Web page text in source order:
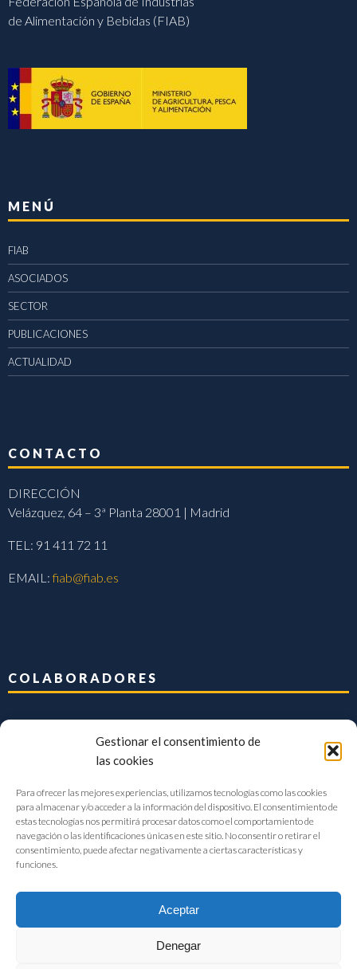
Gestionar el consentimiento de
las cookies
Para ofrecer las mejores experiencias, utilizamos tecnologías como las cookies
para almacenar y/o acceder a la información del dispositivo. El consentimiento de
estas tecnologías nos permitirá procesar datos como el comportamiento de
navegación o las identificaciones únicas en este sitio. No consentir o retirar el
consentimiento, puede afectar negativamente a ciertas características y
funciones.
Aceptar
Denegar
de Alimentación y Bebidas (FIAB)
MENÚ
FIAB
ASOCIADOS
SECTOR
PUBLICACIONES
ACTUALIDAD
CONTACTO
DIRECCIÓN
Velázquez, 64 – 3ª Planta 28001 | Madrid
TEL: 91 411 72 11
EMAIL:fiab@fiab.es
COLABORADORES